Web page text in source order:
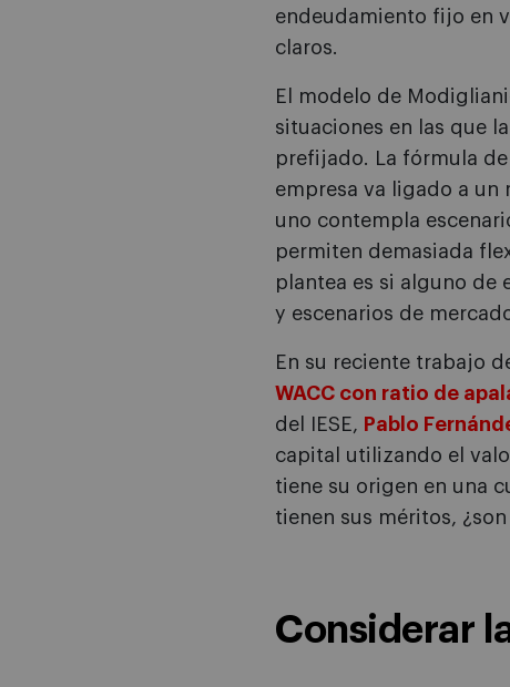
endeudamiento fijo en
claros.
El modelo de
situaciones en las que
prefijado. La fórmula
empresa va ligado a
uno contempla
permiten demasiada
plantea es si alguno de
y escenarios de
En su reciente trabajo
WACC con ratio de
del IESE, Pablo
capital utilizando el
tiene su origen en una
tienen sus méritos,
Considerar